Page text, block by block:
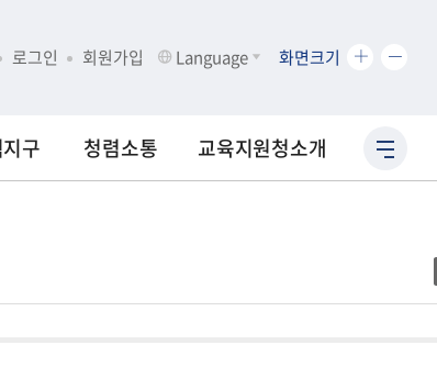
로그인 회원가입 Language 화면크기
화
기
대
화
소
구 청렴소통 교육지원청소개
사
이
가